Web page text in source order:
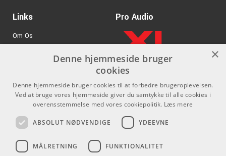
Links
Om Os
GDPR & Cookies
Pro Audio
.
Kontakt
Som privatperson kan du ikke
købe på denne hjemmeside, alt
Sociale medier
×
Denne hjemmeside bruger
cookies
Denne hjemmeside bruger cookies til at forbedre brugeroplevelsen.
Ved at bruge vores hjemmeside giver du samtykke til alle cookies i
overensstemmelse med vores cookiepolitik. Læs mere
ABSOLUT NØDVENDIGE YDEEVNE
MÅLRETNING FUNKTIONALITET